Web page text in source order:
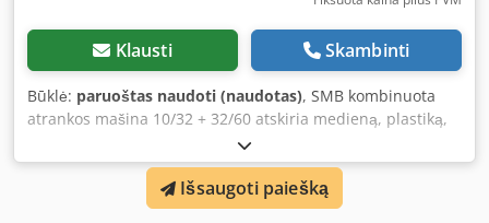
Klausti Skambinti
Būklė: paruoštas naudoti (naudotas), SMB kombinuota
atrankos mašina 10/32 + 32/60 atskiria medieną, plastiką,
plėvelę ir popierių į 2 frakcijas. Atlieka atranką esant vėjo
sąlygoms, įrengta filtro sistema, 2 vibracinės atliekų
surinkimo įrenginiai, valdymo spinta su visa įrenginio
valdymo sistema, montuojama ant automobilio su kabliu,
Išsaugoti paiešką